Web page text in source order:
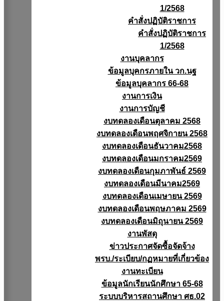
1/2568
คำสั่งปฏิบัติราชการ
คำสั่งปฏิบัติราชการ
1/2568
งานบุคลากร
ข้อมูลบุคกรภายใน วก.นฐ
ข้อมูลบุคลากร 66-68
งานการเงิน
งานการบัญชี
งบทดลองเดือนตุลาคม 2568
งบทดลองเดือนพฤศจิกายน 2568
งบทดลองเดือนธันวาคม2568
งบทดลองเดือนมกราคม2569
งบทดลองเดือนกุมภาพันธ์ 2569
งบทดลองเดือนมีนาคม2569
งบทดลองเดือนเมษายน 2569
งบทดลองเดือนพฤษภาคม 2569
งบทดลองเดือนมิถุนายน 2569
งานพัสดุ
ข่าวประกาศจัดซื้อจัดจ้าง
พรบ./ระเบียบ/กฏหมายที่เกี่ยวข้อง
งานทะเบียน
ข้อมูลนักเรียนนักศึกษา 65-68
ระบบบริหารสถานศึกษา ศธ.02